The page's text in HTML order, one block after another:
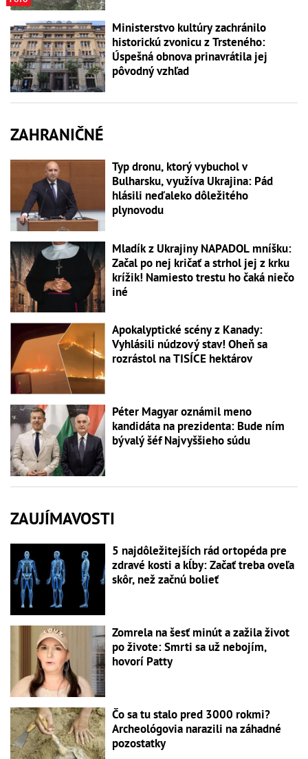
Ministerstvo kultúry zachránilo
historickú zvonicu z Trsteného:
Úspešná obnova prinavrátila jej
pôvodný vzhľad
ZAHRANIČNÉ
Typ dronu, ktorý vybuchol v
Bulharsku, využíva Ukrajina: Pád
hlásili neďaleko dôležitého
plynovodu
Mladík z Ukrajiny NAPADOL mníšku:
Začal po nej kričať a strhol jej z krku
krížik! Namiesto trestu ho čaká niečo
iné
Apokalyptické scény z Kanady:
Vyhlásili núdzový stav! Oheň sa
rozrástol na TISÍCE hektárov
Péter Magyar oznámil meno
kandidáta na prezidenta: Bude ním
bývalý šéf Najvyššieho súdu
ZAUJÍMAVOSTI
5 najdôležitejších rád ortopéda pre
zdravé kosti a kĺby: Začať treba oveľa
skôr, než začnú bolieť
Zomrela na šesť minút a zažila život
po živote: Smrti sa už nebojím,
hovorí Patty
Čo sa tu stalo pred 3000 rokmi?
Archeológovia narazili na záhadné
pozostatky